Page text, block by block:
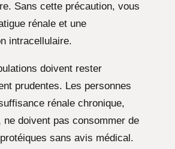
Sans cette précaution, vous
rénale et une
intracellulaire.
doivent rester
prudentes. Les personnes
rénale chronique,
ne doivent pas consommer de
sans avis médical.